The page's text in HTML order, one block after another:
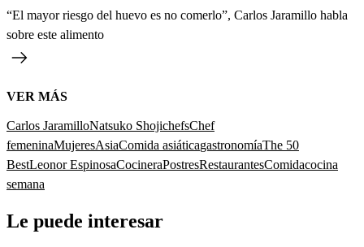
“El mayor riesgo del huevo es no comerlo”, Carlos Jaramillo habla
sobre este alimento
VER MÁS
Carlos JaramilloNatsuko ShojichefsChef
femeninaMujeresAsiaComida asiáticagastronomíaThe 50
BestLeonor EspinosaCocineraPostresRestaurantesComidacocina
semana
Le puede interesar